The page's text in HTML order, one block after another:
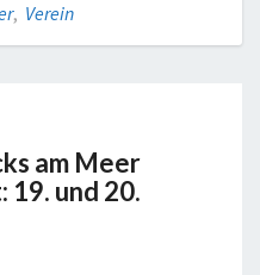
, Verein
am Meer
und 20.